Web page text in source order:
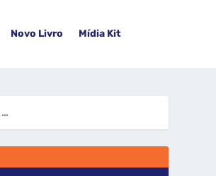
Novo Livro Mídia Kit